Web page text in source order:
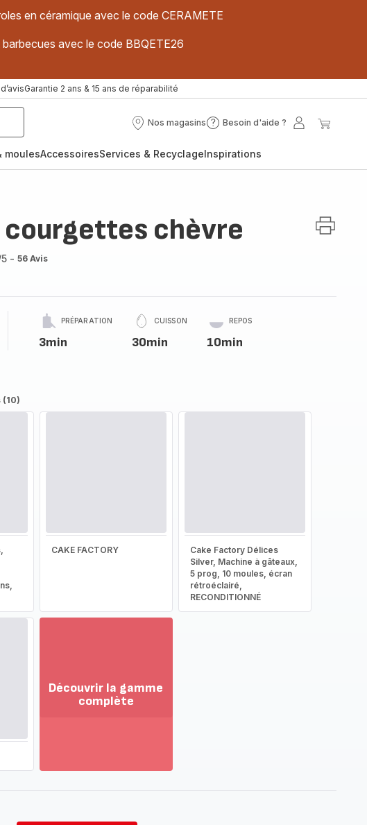
en céramique avec le code CERAMETE
avec le code BBQETE26
Garantie 2 ans & 15 ans de réparabilité
Nos magasins
Nos
Besoin d'aide ?
Besoin
?
Mon
moulesAccessoiresServices & RecyclageInspirations
chèvre
- 56 Avis
PRÉPARATION
3min
CUISSON
30min
REPOS
10min
CAKE FACTORY
Cake Factory Délices
Silver, Machine à gâteaux,
5 prog, 10 moules, écran
rétroéclairé,
RECONDITIONNÉ
Découvrir la gamme
complète
la